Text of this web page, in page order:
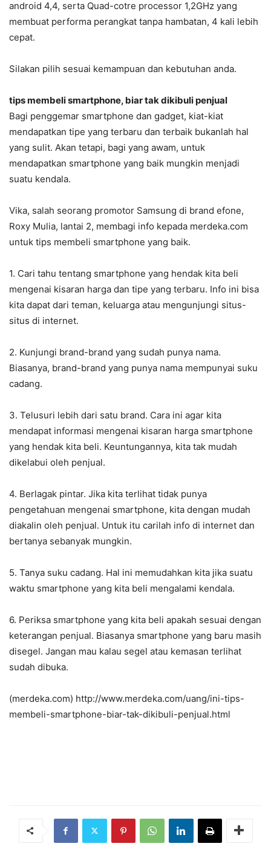
android 4,4, serta Quad-cotre processor 1,2GHz yang
membuat performa perangkat tanpa hambatan, 4 kali lebih
cepat.
Silakan pilih sesuai kemampuan dan kebutuhan anda.
tips membeli smartphone, biar tak dikibuli penjual
Bagi penggemar smartphone dan gadget, kiat-kiat
mendapatkan tipe yang terbaru dan terbaik bukanlah hal
yang sulit. Akan tetapi, bagi yang awam, untuk
mendapatkan smartphone yang baik mungkin menjadi
suatu kendala.
Vika, salah seorang promotor Samsung di brand efone,
Roxy Mulia, lantai 2, membagi info kepada merdeka.com
untuk tips membeli smartphone yang baik.
1. Cari tahu tentang smartphone yang hendak kita beli
mengenai kisaran harga dan tipe yang terbaru. Info ini bisa
kita dapat dari teman, keluarga atau mengunjungi situs-
situs di internet.
2. Kunjungi brand-brand yang sudah punya nama.
Biasanya, brand-brand yang punya nama mempunyai suku
cadang.
3. Telusuri lebih dari satu brand. Cara ini agar kita
mendapat informasi mengenai kisaran harga smartphone
yang hendak kita beli. Keuntungannya, kita tak mudah
dikelabui oleh penjual.
4. Berlagak pintar. Jika kita terlihat tidak punya
pengetahuan mengenai smartphone, kita dengan mudah
diakalin oleh penjual. Untuk itu carilah info di internet dan
bertanya sebanyak mungkin.
5. Tanya suku cadang. Hal ini memudahkan kita jika suatu
waktu smartphone yang kita beli mengalami kendala.
6. Periksa smartphone yang kita beli apakah sesuai dengan
keterangan penjual. Biasanya smartphone yang baru masih
disegel. Jangan mau kalau segel atau kemasan terlihat
sudah dibuka.
(merdeka.com) http://www.merdeka.com/uang/ini-tips-
membeli-smartphone-biar-tak-dikibuli-penjual.html